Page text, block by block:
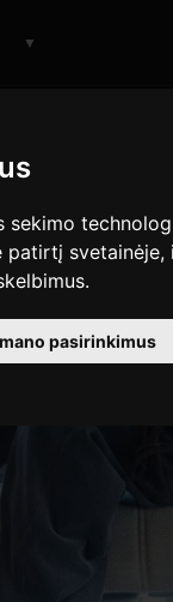
sekimo
patirtį svetainėje,
.
pasirinkimus
▼